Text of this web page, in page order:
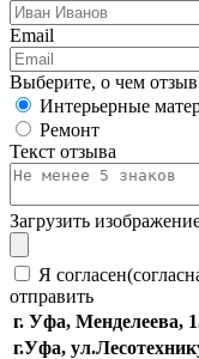
Email
Выберите, о чем
Интерьерные
Ремонт
Текст отзыва
Загрузить
Я
отправить
г. Уфа,
г.Уфа,